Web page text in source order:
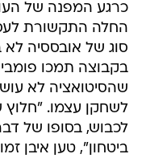
כרגע המפנה של
החלה התקשורת
סוג של אובססיה
בקבוצה תמכו
שהסיטואציה לא
לשחקן עצמו.
לכבוש, בסופו של
ביטחון", טען איבן